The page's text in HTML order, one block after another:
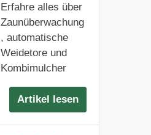
Erfahre alles über
Zaunüberwachung
, automatische
Weidetore und
Kombimulcher
Artikel lesen